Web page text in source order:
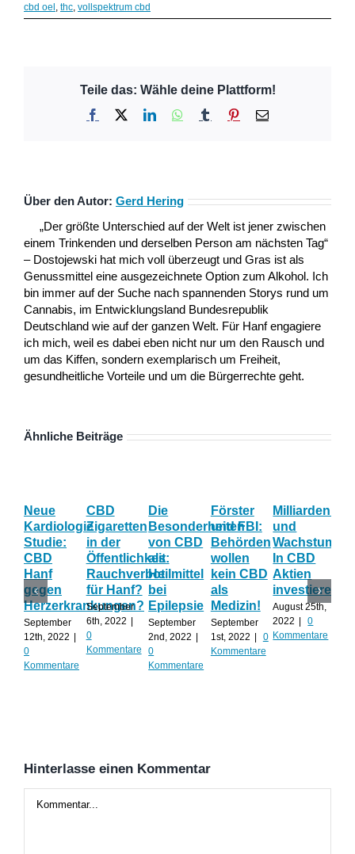
cbd oel, thc, vollspektrum cbd
Teile das: Wähle deine Plattform!
Facebook LinkedInWhatsApp
Tumblr Pinterest
E-
Über den Autor: Gerd Hering
„Der größte Unterschied auf der Welt ist jener zwischen
einem Trinkenden und derselben Person am nächsten Tag“
– Dostojewski hat mich voll überzeugt und Gras ist als
Genussmittel eine ausgezeichnete Option zum Alkohol. Ich
bin immer auf der Suche nach spannenden Storys rund um
Cannabis, im Entwicklungsland Bundesrepublik
Deutschland wie auf der ganzen Welt. Für Hanf engagiere
ich mich, weil es dabei eben nicht nur um den Rausch und
um das Kiffen, sondern exemplarisch um Freiheit,
gesundheitliche Vorteile und um die Bürgerrechte geht.
Ähnliche Beiträge
Neue
Kardiologie
Studie:
CBD
Hanf
gegen
Herzerkrankungen?
September
12th, 2022
0
Kommentare
CBD
Zigaretten
in der
Öffentlichkeit:
Rauchverbot
für Hanf?
September
6th, 2022
0
Kommentare
Die
Besonderheiten
von CBD
als
Heilmittel
bei
Epilepsie
September
2nd, 2022
0
Kommentare
Förster
und FBI:
Behörden
wollen
kein CBD
als
Medizin!
September
1st, 2022
0
Kommentare
und
Wachstum:
In CBD
Aktien
investieren?
August 25th,
2022
0
Kommentare
Hinterlasse einen Kommentar